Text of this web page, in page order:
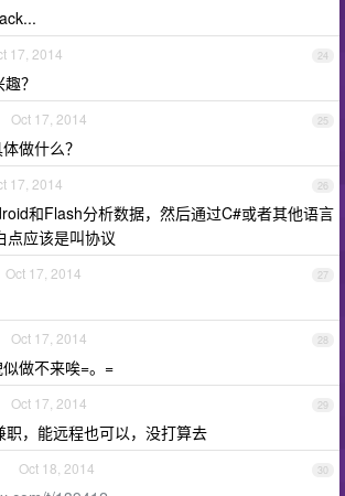
24
17, 2014
？
25
Oct 17, 2014
做什么？
26
17, 2014
和Flash分析数据，然后通过C#或者其他语言
点应该是叫协议
27
Oct 17, 2014
28
Oct 17, 2014
做不来唉=。=
29
Oct 17, 2014
职，能远程也可以，没打算去
30
Oct 18, 2014